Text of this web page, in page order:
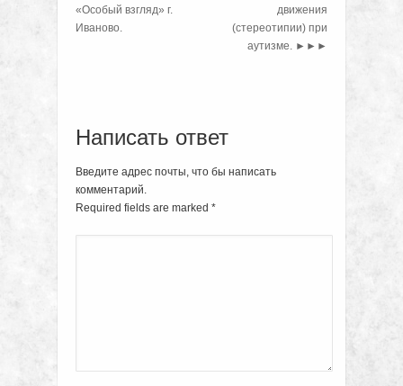
«Особый взгляд» г.
Иваново.
движения
(стереотипии) при
аутизме. ►►►
Написать ответ
Введите адрес почты, что бы написать
комментарий.
Required fields are marked *